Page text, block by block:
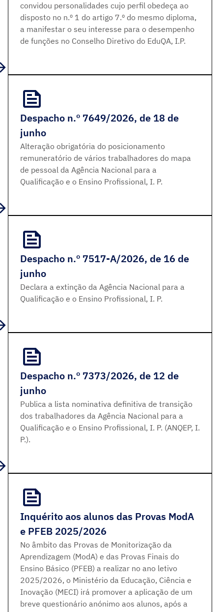
convidou personalidades cujo perfil obedeça ao
disposto no n.º 1 do artigo 7.º do mesmo diploma,
a manifestar o seu interesse para o desempenho
de funções no Conselho Diretivo do EduQA, I.P.
Despacho n.º 7649/2026, de 18 de
junho
Alteração obrigatória do posicionamento
remuneratório de vários trabalhadores do mapa
de pessoal da Agência Nacional para a
Qualificação e o Ensino Profissional, I. P.
Despacho n.º 7517-A/2026, de 16 de
junho
Declara a extinção da Agência Nacional para a
Qualificação e o Ensino Profissional, I. P.
Despacho n.º 7373/2026, de 12 de
junho
Publica a lista nominativa definitiva de transição
dos trabalhadores da Agência Nacional para a
Qualificação e o Ensino Profissional, I. P. (ANQEP, I.
P.).
Inquérito aos alunos das Provas ModA
e PFEB 2025/2026
No âmbito das Provas de Monitorização da
Aprendizagem (ModA) e das Provas Finais do
Ensino Básico (PFEB) a realizar no ano letivo
2025/2026, o Ministério da Educação, Ciência e
Inovação (MECI) irá promover a aplicação de um
breve questionário anónimo aos alunos, após a